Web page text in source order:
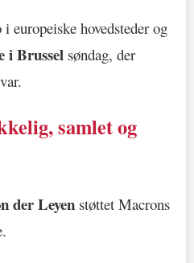
europeiske hovedsteder og
i Brussel søndag, der
samlet og
der Leyen støttet Macrons